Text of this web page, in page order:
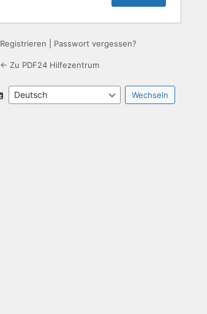
Registrieren Passwort vergessen?
← Zu PDF24 Hilfezentrum
Sprache